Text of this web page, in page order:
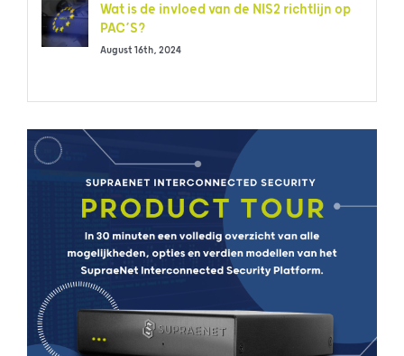
Wat is de invloed van de NIS2 richtlijn op
PAC’S?
August 16th, 2024